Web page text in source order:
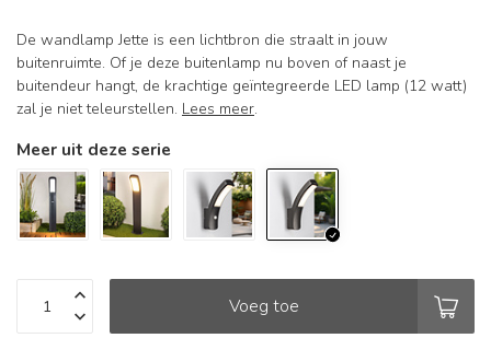
De wandlamp Jette is een lichtbron die straalt in jouw
buitenruimte. Of je deze buitenlamp nu boven of naast je
buitendeur hangt, de krachtige geïntegreerde LED lamp (12 watt)
zal je niet teleurstellen. Lees meer.
Meer uit deze serie
Voeg toe